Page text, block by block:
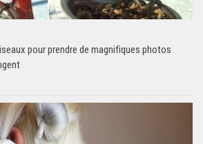
pour prendre de magnifiques photos